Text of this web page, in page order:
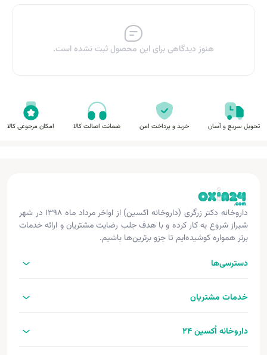
هنوز دیدگاهی برای این محصول ثبت نشده است.
تحویل سریع و آسان خرید و پرداخت امن ضمانت اصالت کالا امکان مرجوعی کالا
داروخانه دکتر زرگری (داروخانه اکسین) از اواخر مرداد ماه ۱۳۹۸ در شهر
شیراز شروع به کار کرده و با هدف جلب رضایت مشتریان و ارائه خدمات
برتر همواره کوشیده‌ایم تا جزو برترین‌ها باشیم.
دسترسی‌ها
خدمات مشتریان
داروخانه اُکسین 24